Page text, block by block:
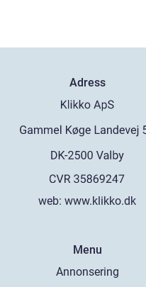
Adress
web: www.klikko.dk
Menu
Annonsering